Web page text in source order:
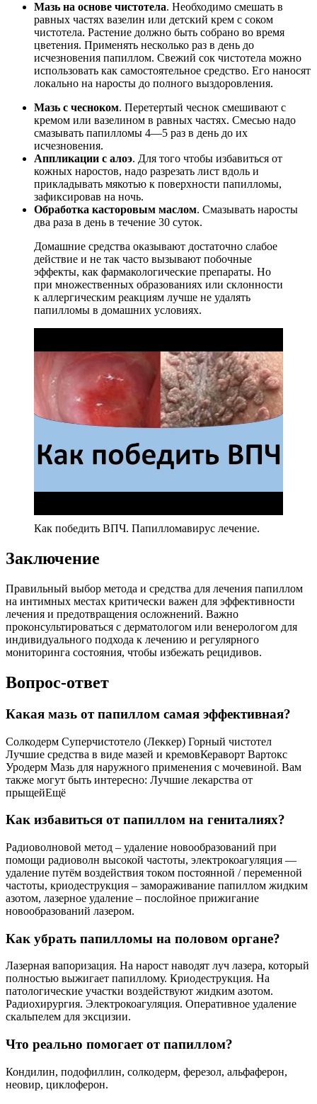
Мазь на основе чистотела. Необходимо смешать в
равных частях вазелин или детский крем с соком
чистотела. Растение должно быть собрано во время
цветения. Применять несколько раз в день до
исчезновения папиллом. Свежий сок чистотела можно
использовать как самостоятельное средство. Его наносят
локально на наросты до полного выздоровления.
Мазь с чесноком. Перетертый чеснок смешивают с
кремом или вазелином в равных частях. Смесью надо
смазывать папилломы 4—5 раз в день до их
исчезновения.
Аппликации с алоэ. Для того чтобы избавиться от
кожных наростов, надо разрезать лист вдоль и
прикладывать мякотью к поверхности папилломы,
зафиксировав на ночь.
Обработка касторовым маслом. Смазывать наросты
два раза в день в течение 30 суток.
Домашние средства оказывают достаточно слабое
действие и не так часто вызывают побочные
эффекты, как фармакологические препараты. Но
при множественных образованиях или склонности
к аллергическим реакциям лучше не удалять
папилломы в домашних условиях.
Как победить ВПЧ. Папилломавирус лечение.
Заключение
Правильный выбор метода и средства для лечения папиллом
на интимных местах критически важен для эффективности
лечения и предотвращения осложнений. Важно
проконсультироваться с дерматологом или венерологом для
индивидуального подхода к лечению и регулярного
мониторинга состояния, чтобы избежать рецидивов.
Вопрос-ответ
Какая мазь от папиллом самая эффективная?
Солкодерм Суперчистотело (Леккер) Горный чистотел
Лучшие средства в виде мазей и кремовКераворт Вартокс
Уродерм Мазь для наружного применения с мочевиной. Вам
также могут быть интересно: Лучшие лекарства от
прыщейЕщё
Как избавиться от папиллом на гениталиях?
Радиоволновой метод – удаление новообразований при
помощи радиоволн высокой частоты, электрокоагуляция —
удаление путём воздействия током постоянной / переменной
частоты, криодеструкция – замораживание папиллом жидким
азотом, лазерное удаление – послойное прижигание
новообразований лазером.
Как убрать папилломы на половом органе?
Лазерная вапоризация. На нарост наводят луч лазера, который
полностью выжигает папиллому. Криодеструкция. На
патологические участки воздействуют жидким азотом.
Радиохирургия. Электрокоагуляция. Оперативное удаление
скальпелем для эксцизии.
Что реально помогает от папиллом?
Кондилин, подофиллин, солкодерм, ферезол, альфаферон,
неовир, циклоферон.